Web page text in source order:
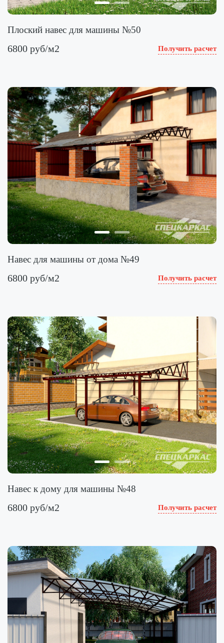
Плоский навес для машины №50
6800 руб/м2 Получить расчет
Навес для машины от дома №49
6800 руб/м2 Получить расчет
Навес к дому для машины №48
6800 руб/м2 Получить расчет